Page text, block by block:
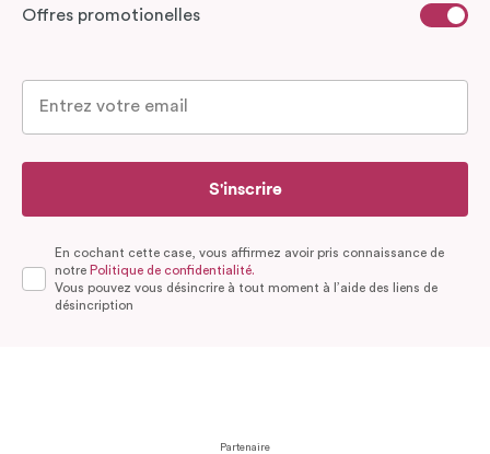
Offres promotionelles
S'inscrire
En cochant cette case, vous affirmez avoir pris connaissance de
notre Politique de confidentialité.
Vous pouvez vous désincrire à tout moment à l’aide des liens de
désincription
Partenaire